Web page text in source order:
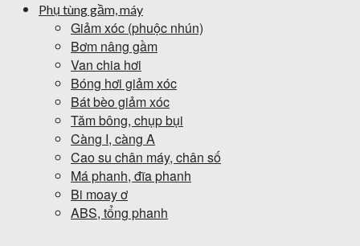
Phụ tùng gầm, máy
Giảm xóc (phuộc nhún)
Bơm nâng gầm
Van chia hơi
Bóng hơi giảm xóc
Bát bèo giảm xóc
Tăm bông, chụp bụi
Càng I, càng A
Cao su chân máy, chân số
Má phanh, đĩa phanh
Bi moay ơ
ABS, tổng phanh